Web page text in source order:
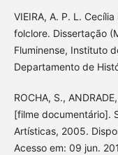
VIEIRA, A. P. L.
folclore. Dissertação
Fluminense, Instituto
Departamento de
ROCHA, S.,
[filme documentário].
Artísticas, 2005.
Acesso em: 09 jun.